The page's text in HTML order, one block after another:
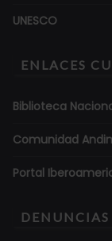
UNESCO
ENLACES
Biblioteca
Comunidad
Portal
DENUNCIAS